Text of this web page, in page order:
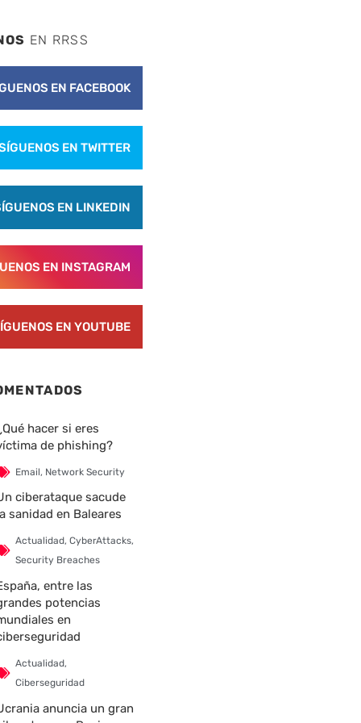
EN RRSS
EN FACEBOOK
EN TWITTER
EN LINKEDIN
EN INSTAGRAM
EN YOUTUBE
hacer si eres
de phishing?
Email, Network Security
ciberataque sacude
sanidad en Baleares
Actualidad, CyberAttacks,
Security Breaches
entre las
potencias
en
Actualidad,
Ciberseguridad
anuncia un gran